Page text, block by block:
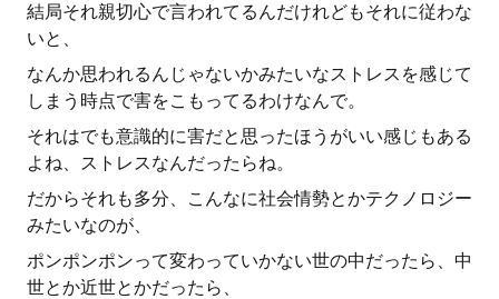
結局それ親切心で言われてるんだけれどもそれに従わな
いと、
なんか思われるんじゃないかみたいなストレスを感じて
しまう時点で害をこもってるわけなんで。
それはでも意識的に害だと思ったほうがいい感じもある
よね、ストレスなんだったらね。
だからそれも多分、こんなに社会情勢とかテクノロジー
みたいなのが、
ポンポンポンって変わっていかない世の中だったら、中
世とか近世とかだったら、